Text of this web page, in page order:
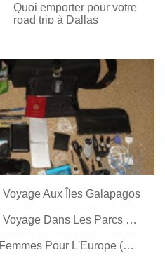
Quoi emporter pour votre
road trip à Dallas
Aux Îles Galapagos
Quoi Emporter Pour Un Voyage Dans Les Parcs Nationaux De L'Utah
Liste De Colisage Des Femmes Pour L'Europe (et Comment Emballer Léger !)